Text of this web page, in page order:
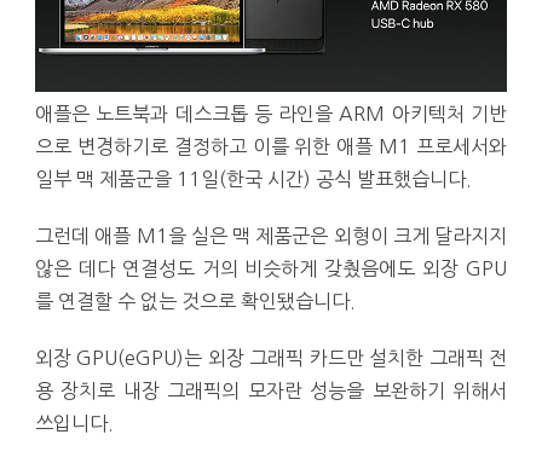
애플은 노트북과 데스크톱 등 라인을 ARM 아키텍처 기반
으로 변경하기로 결정하고 이를 위한 애플 M1 프로세서와
일부 맥 제품군을 11일(한국 시간) 공식 발표했습니다.
그런데 애플 M1을 실은 맥 제품군은 외형이 크게 달라지지
않은 데다 연결성도 거의 비슷하게 갖췄음에도 외장 GPU
를 연결할 수 없는 것으로 확인됐습니다.
외장 GPU(eGPU)는 외장 그래픽 카드만 설치한 그래픽 전
용 장치로 내장 그래픽의 모자란 성능을 보완하기 위해서
쓰입니다.